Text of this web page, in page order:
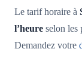
Le tarif horaire à
l’heure selon les
Demandez votre